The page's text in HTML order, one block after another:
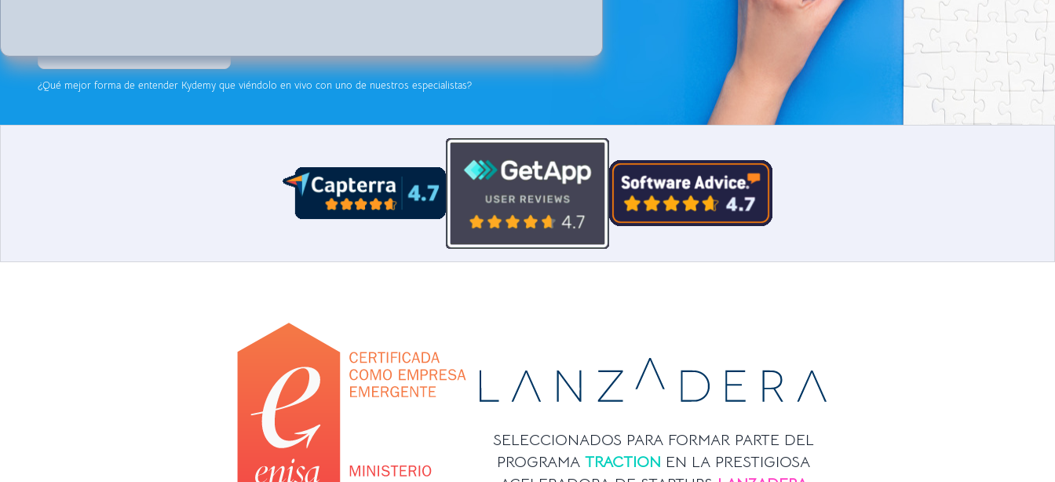
¿Qué mejor forma de entender Kydemy que viéndolo en vivo con uno de nuestros especialistas?
SELECCIONADOS PARA FORMAR PARTE DEL
PROGRAMA TRACTION EN LA PRESTIGIOSA